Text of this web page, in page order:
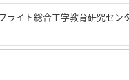
イト総合工学教育研究セン